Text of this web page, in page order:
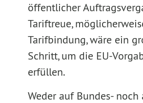
öffentlicher
Tariftreue,
Tarifbindung, wäre ein
Schritt, um die EU-
erfüllen.
Weder auf Bundes- noch